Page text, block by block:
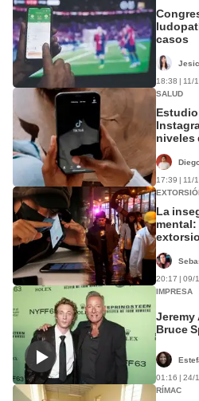
casos
18:38 | 11/
SALUD
niveles
17:39 | 11/
La
mental:
20:17 | 09/
IMPRESA
Jeremy
Bruce
01:16 | 24/
RÍMAC